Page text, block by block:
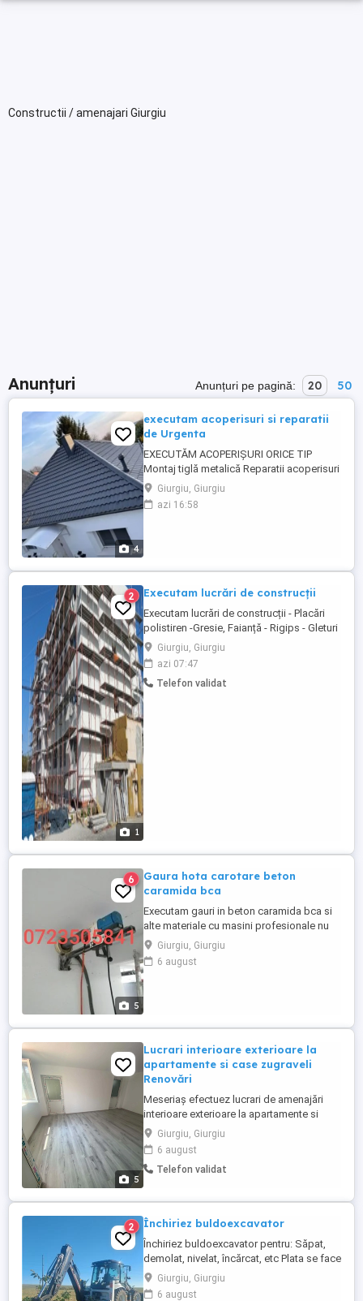
Constructii / amenajari Giurgiu
Anunțuri Anunțuri pe pagină: 20 50
4
executam acoperisuri si reparatii
de Urgenta
EXECUTĂM ACOPERIȘURI ORICE TIP
Montaj tiglă metalică Reparatii acoperisuri
Sisteme Pluviale Complete Dulgherie
Mansadari Parazăpezi Izolați vata
minerala Izolati carton bituminos
Giurgiu, Giurgiu
azi 16:58
1
2 Executam lucrări de construcții
Executam lucrări de construcții - Placări
polistiren -Gresie, Faianță - Rigips - Gleturi
- Zidarie, Tencuieli - etc. CASE LA ROȘU
SAU LA CHEIE
Giurgiu, Giurgiu
azi 07:47
Telefon validat
5
6
Gaura hota carotare beton
caramida bca
Executam gauri in beton caramida bca si
alte materiale cu masini profesionale nu
se face praf mizerie apa ...
Giurgiu, Giurgiu
6 august
5
Lucrari interioare exterioare la
apartamente si case zugraveli
Renovări
Meseriaș efectuez lucrari de amenajări
interioare exterioare la apartamente si
case pe raza jud Gr si împrejurimi, gresie
faianta rigips gleturi tencuieli decorative,
tencuieli manuale, parchet. Finisaje
zugraveli, sub zidiri stalpi sustinere
sunați la nr ...
Giurgiu, Giurgiu
6 august
Telefon validat
2 Închiriez buldoexcavator
Închiriez buldoexcavator pentru: Săpat,
demolat, nivelat, încărcat, etc Plata se face
la ore de funcționare pt lucrări mici sau la
lună pentru lucrări de durată. Rel la tel:
Giurgiu, Giurgiu
6 august